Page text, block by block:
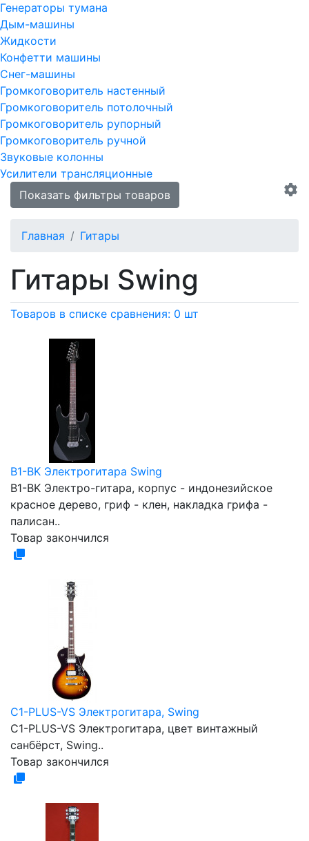
Генераторы тумана
Дым-машины
Жидкости
Конфетти машины
Снег-машины
Громкоговоритель настенный
Громкоговоритель потолочный
Громкоговоритель рупорный
Громкоговоритель ручной
Звуковые колонны
Усилители трансляционные
Показать фильтры товаров
Главная Гитары
Гитары Swing
Товаров в списке сравнения: 0 шт
B1-BK Электрогитара Swing
B1-BK Электро-гитара, корпус - индонезийское
красное дерево, гриф - клен, накладка грифа -
палисан..
Товар закончился
C1-PLUS-VS Электрогитара, Swing
C1-PLUS-VS Электрогитара, цвет винтажный
санбёрст, Swing..
Товар закончился